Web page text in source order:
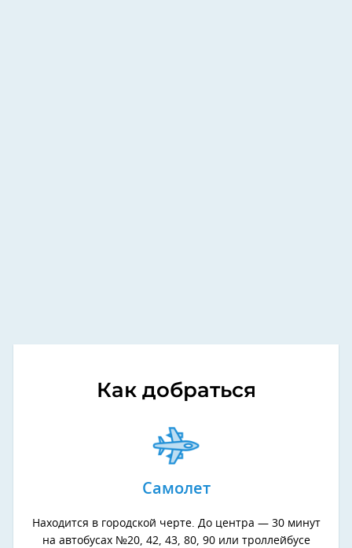
Как добраться
Самолет
Находится в городской черте. До центра — 30 минут
на автобусах №20, 42, 43, 80, 90 или троллейбусе